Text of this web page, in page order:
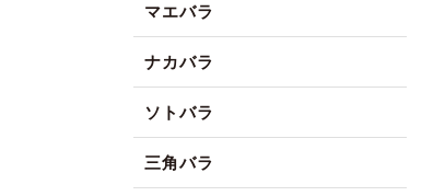
マエバラ
ナカバラ
ソトバラ
三角バラ